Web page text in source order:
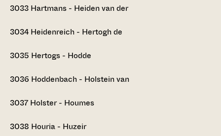
3033 Hartmans - Heiden van der
3034 Heidenreich - Hertogh de
3035 Hertogs - Hodde
3036 Hoddenbach - Holstein van
3037 Holster - Houmes
3038 Houria - Huzeir